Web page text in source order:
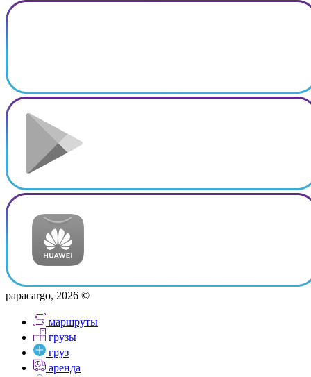
papacargo, 2026 ©
маршруты
грузы
груз
аренда